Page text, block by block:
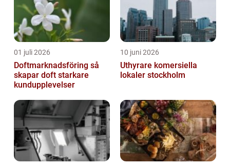
01 juli 2026
Doftmarknadsföring så
skapar doft starkare
kundupplevelser
10 juni 2026
Uthyrare komersiella
lokaler stockholm